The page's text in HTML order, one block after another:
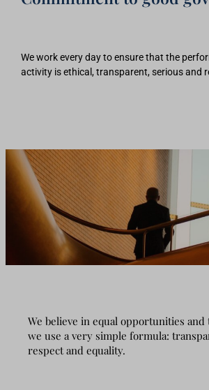
We work every day to ensure that the
activity is ethical, transparent, serious and
We believe in equal opportunities and
we use a very simple formula:
respect and equality.